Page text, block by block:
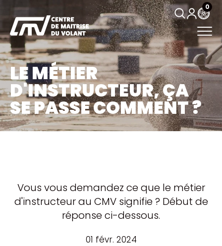
0
LE MÉTIER
D'INSTRUCTEUR, ÇA
SE PASSE COMMENT ?
Vous vous demandez ce que le métier
d'instructeur au CMV signifie ? Début de
réponse ci-dessous.
01 févr. 2024